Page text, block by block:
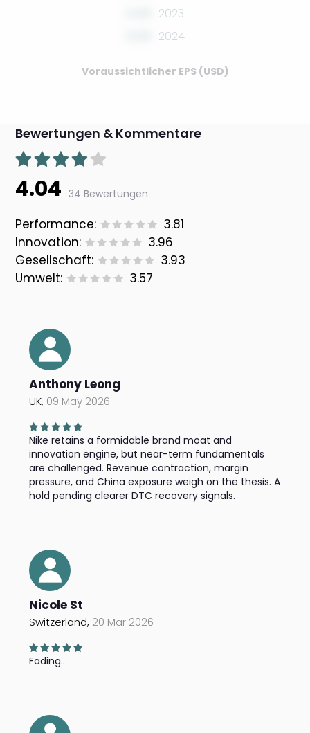
2023
2024
Voraussichtlicher EPS (USD)
Bewertungen & Kommentare
4.04 34 Bewertungen
Performance:
3.81
Innovation:
3.96
Gesellschaft:
3.93
Umwelt:
3.57
Anthony Leong
UK, 09 May 2026
Nike retains a formidable brand moat and
innovation engine, but near-term fundamentals
are challenged. Revenue contraction, margin
pressure, and China exposure weigh on the thesis. A
hold pending clearer DTC recovery signals.
Nicole St
Switzerland, 20 Mar 2026
Fading..